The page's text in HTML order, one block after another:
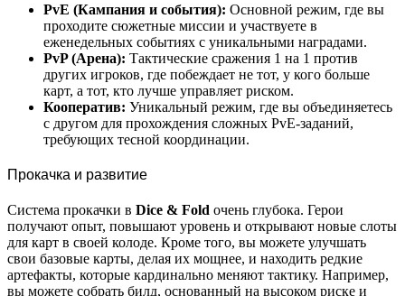
PvE (Кампания и события): Основной режим, где вы
проходите сюжетные миссии и участвуете в
еженедельных событиях с уникальными наградами.
PvP (Арена): Тактические сражения 1 на 1 против
других игроков, где побеждает не тот, у кого больше
карт, а тот, кто лучше управляет риском.
Кооператив: Уникальный режим, где вы объединяетесь
с другом для прохождения сложных PvE-заданий,
требующих тесной координации.
Прокачка и развитие
Система прокачки в Dice & Fold очень глубока. Герои
получают опыт, повышают уровень и открывают новые слоты
для карт в своей колоде. Кроме того, вы можете улучшать
свои базовые карты, делая их мощнее, и находить редкие
артефакты, которые кардинально меняют тактику. Например,
вы можете собрать билд, основанный на высоком риске и